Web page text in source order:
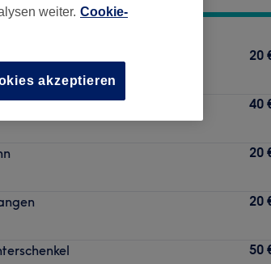
20
40
20
20
50
weiter. Cookie-
akzeptieren